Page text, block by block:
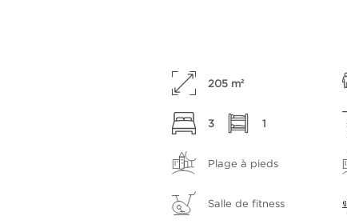
205 m²
3 1
Plage à pieds
Salle de fitness